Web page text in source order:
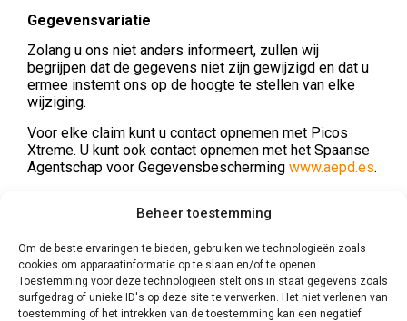
Beheer toestemming
Om de beste ervaringen te bieden, gebruiken we technologieën zoals
cookies om apparaatinformatie op te slaan en/of te openen.
Toestemming voor deze technologieën stelt ons in staat gegevens zoals
surfgedrag of unieke ID's op deze site te verwerken. Het niet verlenen van
toestemming of het intrekken van de toestemming kan een negatief
Gegevensvariatie
Zolang u ons niet anders informeert, zullen wij
begrijpen dat de gegevens niet zijn gewijzigd en dat u
ermee instemt ons op de hoogte te stellen van elke
wijziging.
Voor elke claim kunt u contact opnemen met Picos
Xtreme. U kunt ook contact opnemen met het Spaanse
Agentschap voor Gegevensbescherming www.aepd.es.